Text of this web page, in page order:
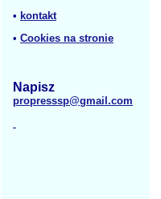
• kontakt
• Cookies na stronie
Napisz
propresssp@gmail.com